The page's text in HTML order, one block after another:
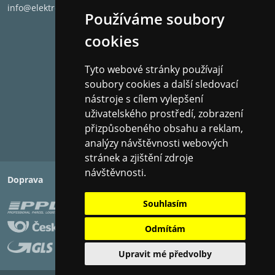
Používáme soubory
cookies
Tyto webové stránky používají
soubory cookies a další sledovací
nástroje s cílem vylepšení
uživatelského prostředí, zobrazení
přizpůsobeného obsahu a reklam,
analýzy návštěvnosti webových
stránek a zjištění zdroje
návštěvnosti.
Souhlasím
Odmítám
Upravit mé předvolby
TYP REPROSOUSTAVY: PODLAHOVÁ
POČET PÁSEM: 3
CITLIVOST: 90dB
IMPEDANCE: 8 Ohm
TRVALÉ ZATÍŽENÍ: 100 W
MAXIMÁLNÍ ZATÍŽENÍ: 700 W
ROZMĚRY: 99 x 21 x 30 cm (v š h)
HMOTNOST: 15Kg
BARVA: KLAVÍRNÍ ČERNÁ
CENA ZA PÁR
info@elektronet.cz
Doprava Platba